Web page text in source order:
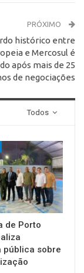
PRÓXIMO
histórico entre
e Mercosul é
após mais de 25
de negociações
Todos
de Porto
pública sobre